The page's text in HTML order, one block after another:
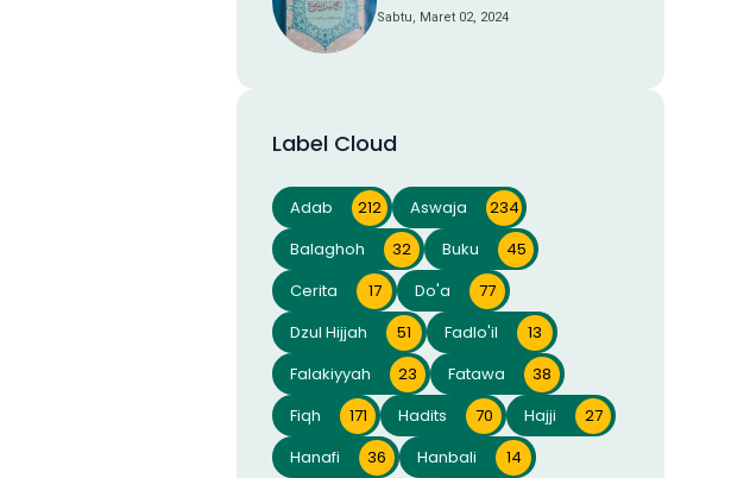
Sabtu, Maret 02, 2024
Label Cloud
Adab 212 Aswaja
234
Balaghoh
32 Buku
45
Cerita
17 Do'a
77
Dzul Hijjah
51 Fadlo'il
13
Falakiyyah
23 Fatawa
38
Fiqh
171 Hadits 70 Hajji
27
Hanafi
36 Hanbali
14